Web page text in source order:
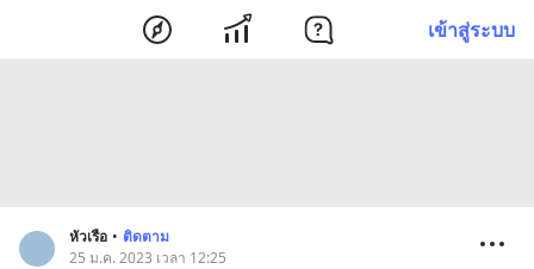
เข้าสู่ระบบ
หัวเรือ • ติดตาม
25 ม.ค. 2023 เวลา 12:25